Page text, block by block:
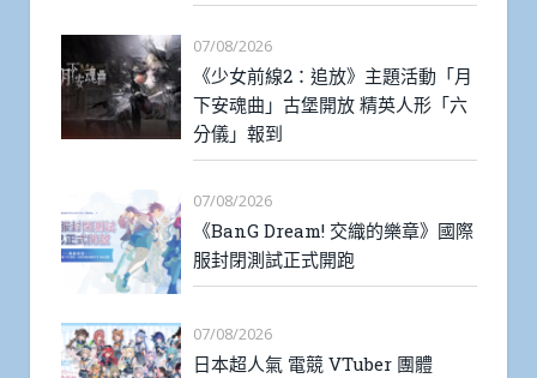
07/08/2026
《少女前線2：追放》主題活動「月
下安魂曲」古堡開放 精英人形「六
分儀」報到
07/08/2026
《BanG Dream! 交織的樂章》國際
服封閉測試正式開跑
07/08/2026
日本超人氣 電競 VTuber 團體